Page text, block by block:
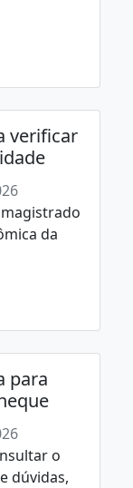
verificar
da
para
o
dúvidas,